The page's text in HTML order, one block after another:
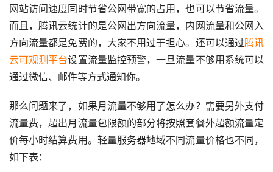
网站访问速度同时节省公网带宽的占用，也可以节省流量。
而且，腾讯云统计的是公网出方向流量，内网流量和公网入
方向流量都是免费的，大家不用过于担心。还可以通过腾讯
云可观测平台设置流量监控预警，一旦流量不够用系统可以
通过微信、邮件等方式通知你。
那么问题来了，如果月流量不够用了怎么办？需要另外支付
流量费，超出月流量包限额的部分将按照套餐外超额流量定
价每小时结算费用。轻量服务器地域不同流量价格也不同，
如下表：